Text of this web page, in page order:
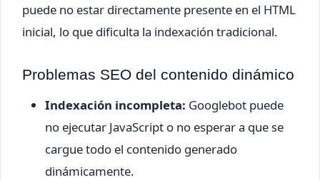
puede no estar directamente presente en el HTML
inicial, lo que dificulta la indexación tradicional.
Problemas SEO del contenido dinámico
Indexación incompleta: Googlebot puede
no ejecutar JavaScript o no esperar a que se
cargue todo el contenido generado
dinámicamente.